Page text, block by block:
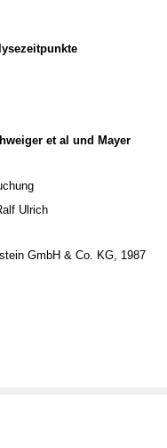
et al und Mayer
Ulrich
GmbH & Co. KG, 1987